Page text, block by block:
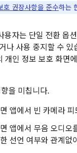
호 권장사항을 준수하는
용자는 단일 전환 옵
나 사용 중지할 수 있
개인 정보 보호 화면
을 미칩니다.
앱에서 빈 카메라
앱에서 무음 오디오
선언 여부와 관계없이